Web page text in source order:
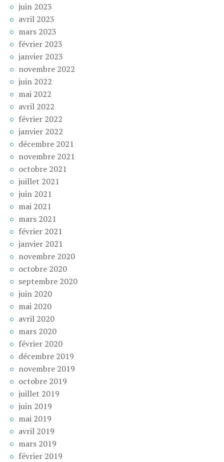
juin 2023
avril 2023
mars 2023
février 2023
janvier 2023
novembre 2022
juin 2022
mai 2022
avril 2022
février 2022
janvier 2022
décembre 2021
novembre 2021
octobre 2021
juillet 2021
juin 2021
mai 2021
mars 2021
février 2021
janvier 2021
novembre 2020
octobre 2020
septembre 2020
juin 2020
mai 2020
avril 2020
mars 2020
février 2020
décembre 2019
novembre 2019
octobre 2019
juillet 2019
juin 2019
mai 2019
avril 2019
mars 2019
février 2019